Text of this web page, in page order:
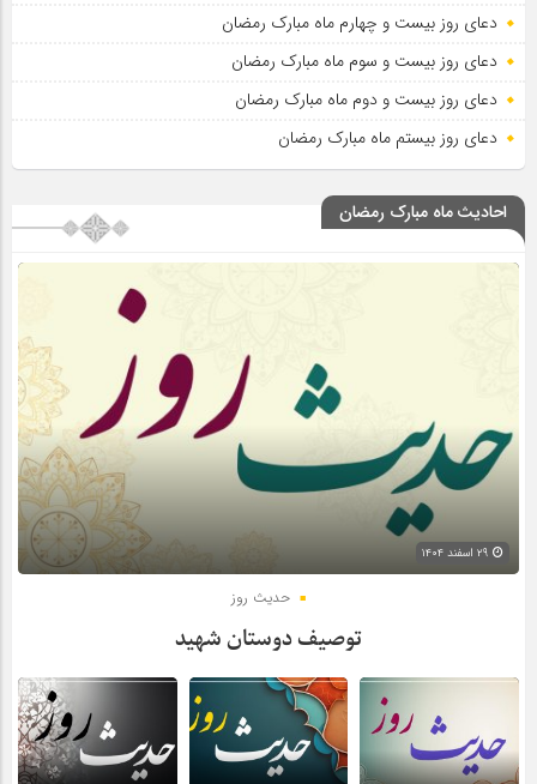
دعای روز بیست و چهارم ماه مبارک رمضان
دعای روز بیست و سوم ماه مبارک رمضان
دعای روز بیست و دوم ماه مبارک رمضان
دعای روز بیستم ماه مبارک رمضان
احادیث ماه مبارک رمضان
حدیث روز
توصیف دوستان شهید